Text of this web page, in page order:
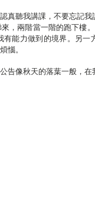
真聽我講課，不要忘記
，兩階當一階的跑下樓
能力做到的境界。另
惱。
告像秋天的落葉一般，在